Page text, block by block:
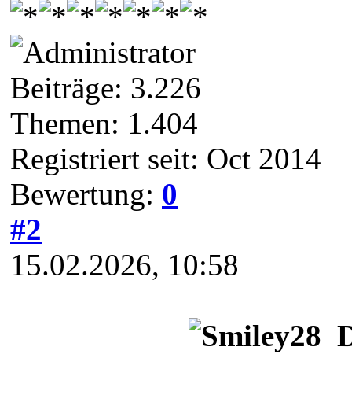
Beiträge: 3.226
Themen: 1.404
Registriert seit: Oct 2014
Bewertung: 0
#2
15.02.2026, 10:58